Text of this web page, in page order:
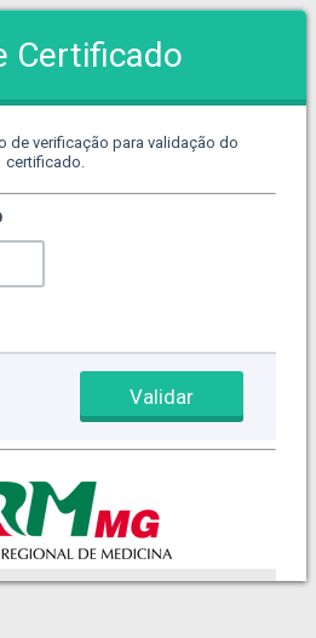
Certificado
de verificação para validação do
certificado.